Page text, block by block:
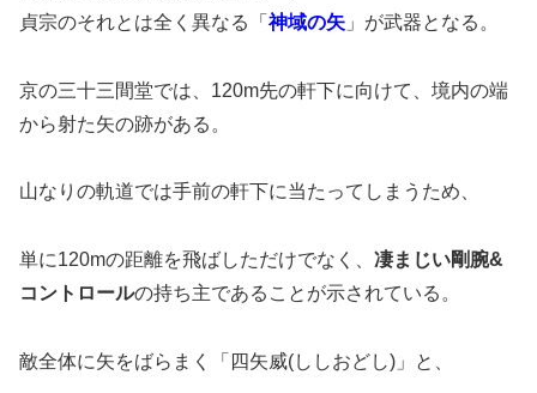
貞宗のそれとは全く異なる「神域の矢 」が武器となる。
京の三十三間堂では、120m先の軒下に向けて、境内の端
から射た矢の跡がある。
山なりの軌道では手前の軒下に当たってしまうため、
単に120mの距離を飛ばしただけでなく、 凄まじい剛腕&
コントロールの持ち主であることが示されている。
敵全体に矢をばらまく「四矢威(ししおどし)」と、